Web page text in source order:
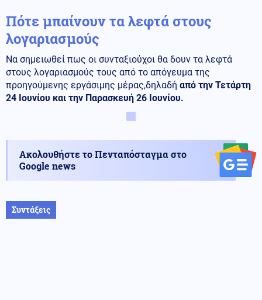
Πότε μπαίνουν τα λεφτά στους
λογαριασμούς
Να σημειωθεί πως οι συνταξιούχοι θα δουν τα λεφτά
στους λογαριασμούς τους από το απόγευμα της
προηγούμενης εργάσιμης μέρας,δηλαδή από την Τετάρτη
24 Ιουνίου και την Παρασκευή 26 Ιουνίου.
Ακολουθήστε το Πενταπόσταγμα στο
Google news
Συντάξεις